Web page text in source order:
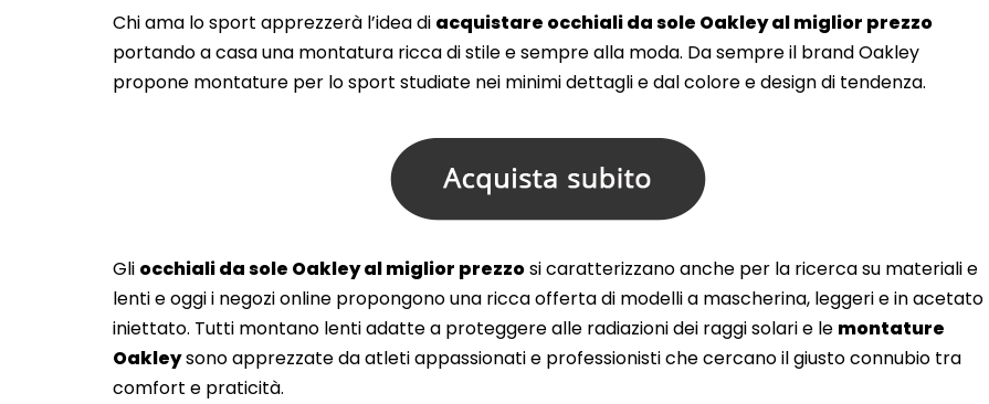
Chi ama lo sport apprezzerà l’idea di acquistare occhiali da sole Oakley al miglior prezzo
portando a casa una montatura ricca di stile e sempre alla moda. Da sempre il brand Oakley
propone montature per lo sport studiate nei minimi dettagli e dal colore e design di tendenza.
Gli occhiali da sole Oakley al miglior prezzosi caratterizzano anche per la ricerca su materiali e
lenti e oggi i negozi online propongono una ricca offerta di modelli a mascherina, leggeri e in acetato
iniettato. Tutti montano lenti adatte a proteggere alle radiazioni dei raggi solari e le montature
Oakleysono apprezzate da atleti appassionati e professionisti che cercano il giusto connubio tra
comfort e praticità.